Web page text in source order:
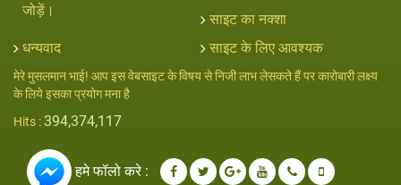
जोड़ें।
साइट का नक्शा
धन्यवाद
साइट के लिए आवश्यक
मेरे मुसलमान भाई! आप इस वेबसाइट के विषय से निजी लाभ लेसकते हैं पर कारोबारी लक्ष्य
के लिये इसका प्रयोग मना है
Hits : 394,374,117
हमे फॉलो करे :